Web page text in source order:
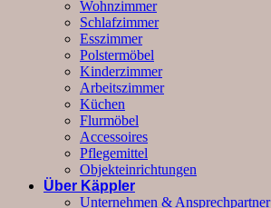
Wohnzimmer
Schlafzimmer
Esszimmer
Polstermöbel
Kinderzimmer
Arbeitszimmer
Küchen
Flurmöbel
Accessoires
Pflegemittel
Objekteinrichtungen
Über Käppler
Unternehmen & Ansprechpartner